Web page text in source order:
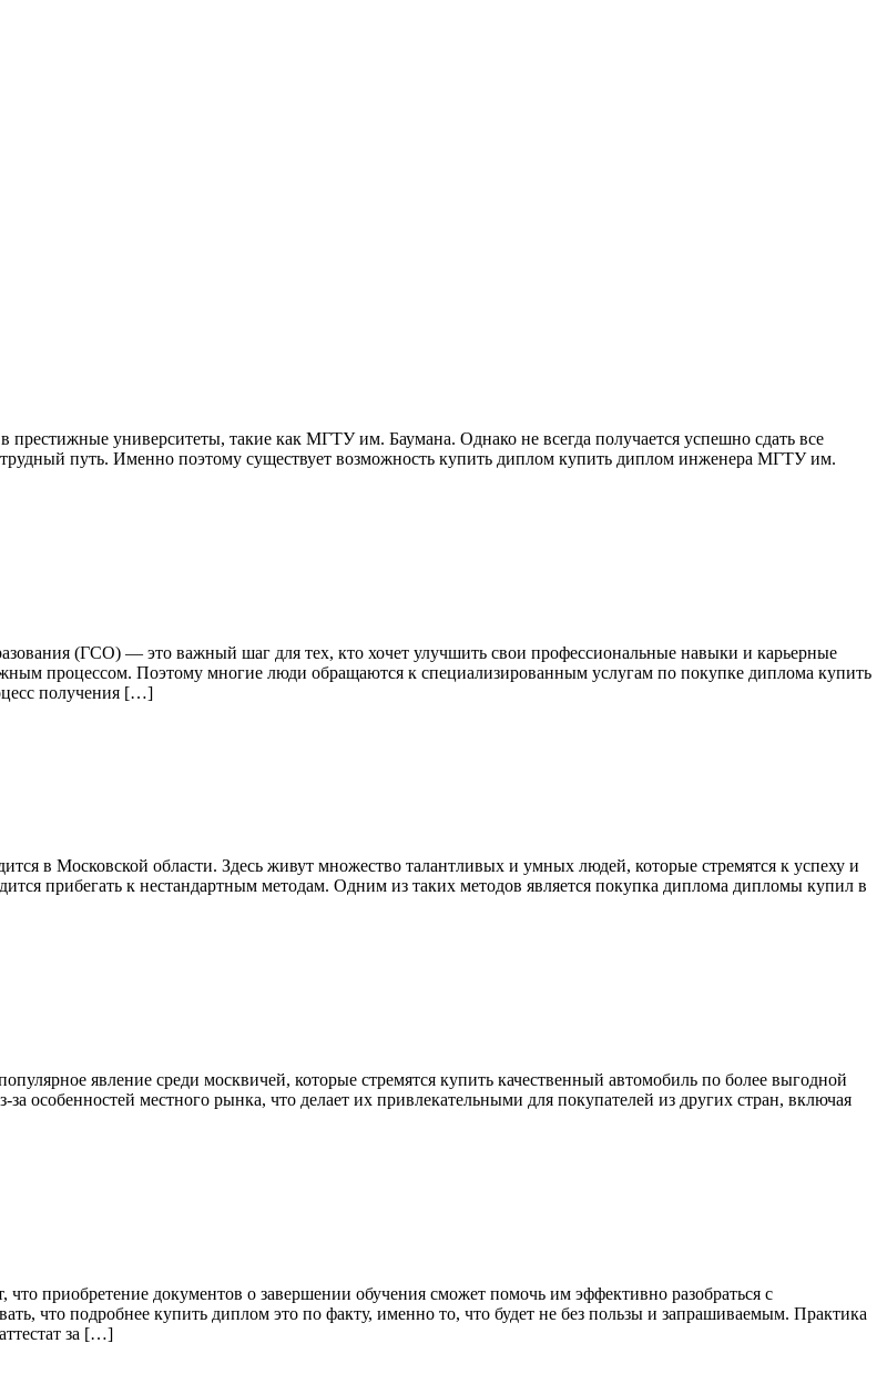
университеты, такие как МГТУ им. Баумана. Однако не всегда получается успешно сдать все
путь. Именно поэтому существует возможность купить диплом купить диплом инженера МГТУ им.
(ГСО) — это важный шаг для тех, кто хочет улучшить свои профессиональные навыки и карьерные
процессом. Поэтому многие люди обращаются к специализированным услугам по покупке диплома купить
получения […]
в Московской области. Здесь живут множество талантливых и умных людей, которые стремятся к успеху и
прибегать к нестандартным методам. Одним из таких методов является покупка диплома дипломы купил в
явление среди москвичей, которые стремятся купить качественный автомобиль по более выгодной
особенностей местного рынка, что делает их привлекательными для покупателей из других стран, включая
приобретение документов о завершении обучения сможет помочь им эффективно разобраться с
что подробнее купить диплом это по факту, именно то, что будет не без пользы и запрашиваемым. Практика
за […]